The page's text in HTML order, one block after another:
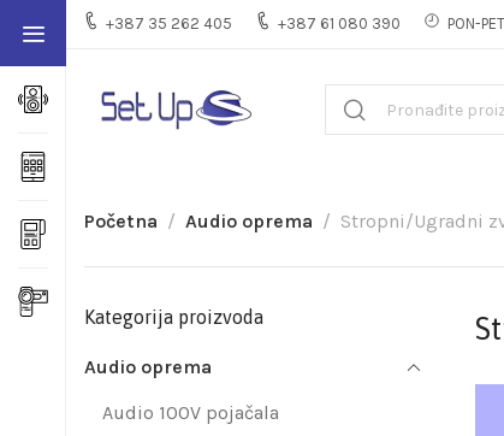
+387 35 262 405 +387 61 080 390 PON-
Početna Audio oprema Stropni/Ugradni
Kategorija proizvoda
Audio oprema
Audio 100V pojačala